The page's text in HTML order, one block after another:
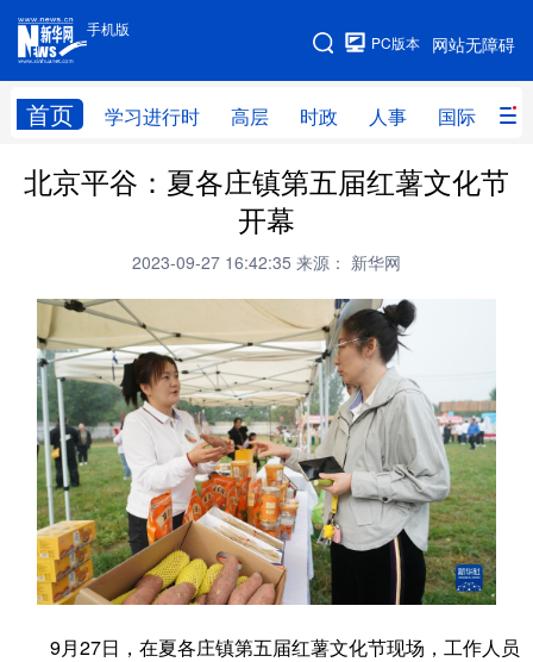
手机版
网站无障碍
PC版本
首页 学习进行时 高层 时政 人事 国际 财
手机版
网站地图
学习进行时 高层 时政 人事
全球连线
量子
文化 书画 健康
访谈 视频 图片 政务
法律 中央文件 金融 汽车
食品 人居 信息化 数字经济
学术中国 乡村振兴 银龄 溯源中国
北京平谷：夏各庄镇第五届红薯文化节
开幕
2023-09-27 16:42:35 来源： 新华网
9月27日，在夏各庄镇第五届红薯文化节现场，工作人员